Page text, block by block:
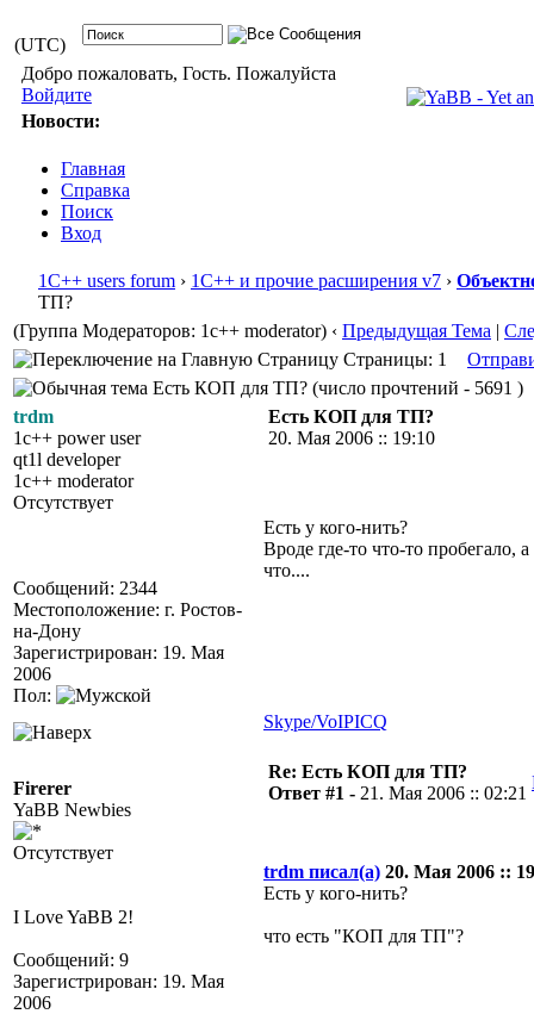
(UTC)
Добро пожаловать, Гость. Пожалуйста
Войдите
Новости:
Главная
Справка
Поиск
Вход
1С++ users forum › 1С++ и прочие расширения v7 ›
ТП?
(Группа Модераторов: 1c++ moderator) ‹ Предыдущая Тема |
Страницы: 1
Есть КОП для ТП? (число прочтений - 5691 )
trdm
1c++ power user
qt1l developer
1c++ moderator
Отсутствует
Сообщений: 2344
Местоположение: г. Ростов-
на-Дону
Зарегистрирован: 19. Мая
2006
Пол:
Есть КОП для ТП?
20. Мая 2006 :: 19:10
Есть у кого-нить?
Вроде где-то что-то пробегало, а
что....
Skype/VoIPICQ
Firerer
YaBB Newbies
Отсутствует
I Love YaBB 2!
Сообщений: 9
Зарегистрирован: 19. Мая
2006
Re: Есть КОП для ТП?
Ответ #1 - 21. Мая 2006 :: 02:21
trdm писал(а) 20. Мая 2006 ::
Есть у кого-нить?
что есть "КОП для ТП"?